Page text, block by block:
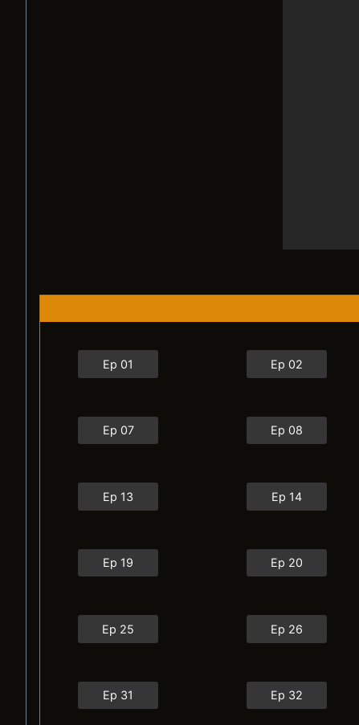
Ep 01 Ep 02
Ep 07 Ep 08
Ep 13 Ep 14
Ep 19 Ep 20
Ep 25 Ep 26
Ep 31 Ep 32